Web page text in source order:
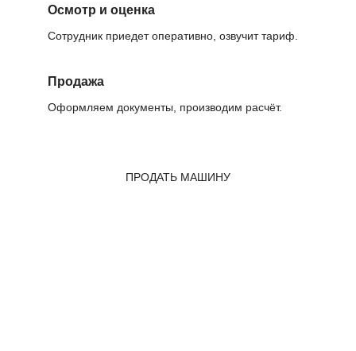
Осмотр и оценка
Сотрудник приедет оперативно, озвучит тариф.
Продажа
Оформляем документы, производим расчёт.
ПРОДАТЬ МАШИНУ